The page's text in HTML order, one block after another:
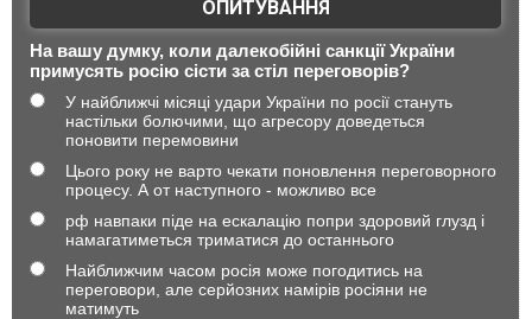
ОПИТУВАННЯ
На вашу думку, коли далекобійні санкції України
примусять росію сісти за стіл переговорів?
У найближчі місяці удари України по росії стануть
настільки болючими, що агресору доведеться
поновити перемовини
Цього року не варто чекати поновлення переговорного
процесу. А от наступного - можливо все
рф навпаки піде на ескалацію попри здоровий глузд і
намагатиметься триматися до останнього
Найближчим часом росія може погодитись на
переговори, але серйозних намірів росіяни не
матимуть